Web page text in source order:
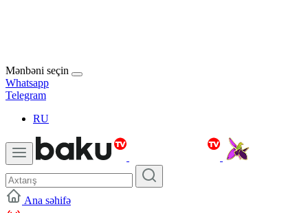
Mənbəni seçin
Whatsapp
Telegram
RU
Ana səhifə